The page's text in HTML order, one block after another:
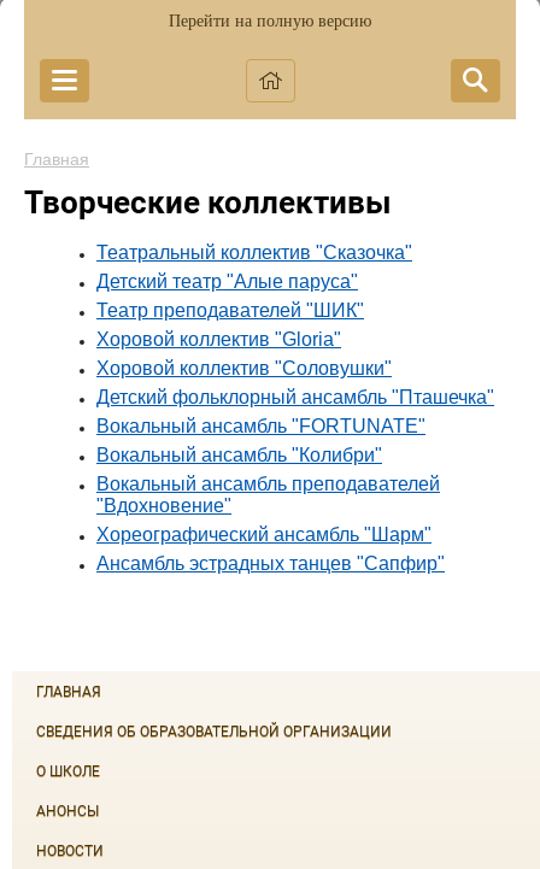
Перейти на полную версию
Главная
Творческие коллективы
Театральный коллектив "Сказочка"
Детский театр "Алые паруса"
Театр преподавателей "ШИК"
Хоровой коллектив "Gloria"
Хоровой коллектив "Соловушки"
Детский фольклорный ансамбль "Пташечка"
Вокальный ансамбль "FORTUNATE"
Вокальный ансамбль "Колибри"
Вокальный ансамбль преподавателей
"Вдохновение"
Хореографический ансамбль "Шарм"
Ансамбль эстрадных танцев "Сапфир"
ГЛАВНАЯ
СВЕДЕНИЯ ОБ ОБРАЗОВАТЕЛЬНОЙ ОРГАНИЗАЦИИ
О ШКОЛЕ
АНОНСЫ
НОВОСТИ